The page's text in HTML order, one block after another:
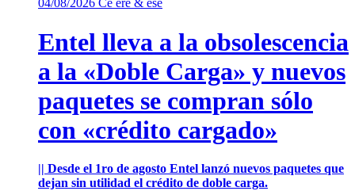
04/08/2026 Ce ere & ese
Entel lleva a la obsolescencia
a la «Doble Carga» y nuevos
paquetes se compran sólo
con «crédito cargado»
|| Desde el 1ro de agosto Entel lanzó nuevos paquetes que
dejan sin utilidad el crédito de doble carga.